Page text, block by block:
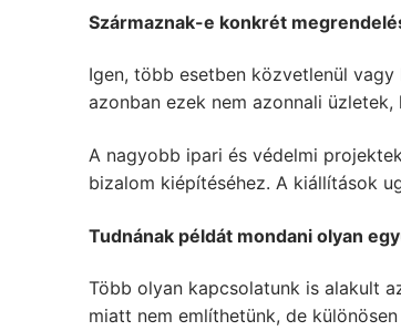
Származnak-e konkrét
Igen, több esetben közvetlenül
azonban ezek nem azonnali
A nagyobb ipari és védelmi
bizalom kiépítéséhez. A kiállítások
Tudnának példát mondani olyan
Több olyan kapcsolatunk is alakult
miatt nem említhetünk, de